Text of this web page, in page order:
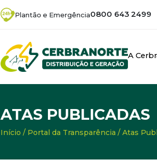
Plantão e Emergência0800 643 2499
A
ATAS PUBLICADAS
Início / Portal da Transparência / Atas